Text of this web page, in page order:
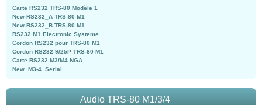
Carte RS232 TRS-80 Modèle 1
New-RS232_A TRS-80 M1
New-RS232_B TRS-80 M1
RS232 M1 Electronic Systeme
Cordon RS232 pour TRS-80 M1
Cordon RS232 9/25P TRS-80 M1
Carte RS232 M3/M4 NGA
New_M3-4_Serial
Audio TRS-80 M1/3/4